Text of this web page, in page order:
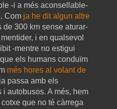
-i a més aconsellable-
Com ja he dit algun altre
de 300 km sense aturar-
i en qualsevol
-mentre no estigui
els humans conduïm
més hores al volant de
passa amb els
autobusos. A més, hem
que no té càrrega